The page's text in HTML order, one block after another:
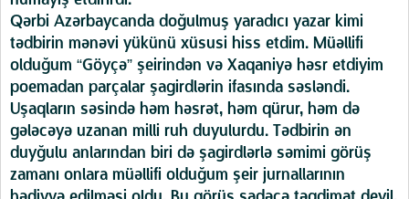
Qərbi Azərbaycanda doğulmuş yaradıcı yazar kimi
tədbirin mənəvi yükünü xüsusi hiss etdim. Müəllifi
olduğum “Göyçə” şeirindən və Xaqaniyə həsr etdiyim
poemadan parçalar şagirdlərin ifasında səsləndi.
Uşaqların səsində həm həsrət, həm qürur, həm də
gələcəyə uzanan milli ruh duyulurdu. Tədbirin ən
duyğulu anlarından biri də şagirdlərlə səmimi görüş
zamanı onlara müəllifi olduğum şeir jurnallarının